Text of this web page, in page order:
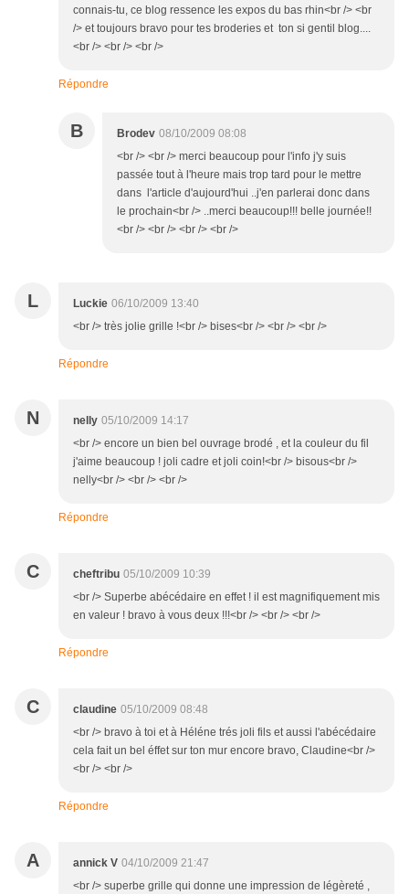
connais-tu, ce blog ressence les expos du bas rhin<br /> <br
/> et toujours bravo pour tes broderies et ton si gentil blog....
<br /> <br /> <br />
Répondre
B Brodev 08/10/2009 08:08
<br /> <br /> merci beaucoup pour l'info j'y suis
passée tout à l'heure mais trop tard pour le mettre
dans l'article d'aujourd'hui ..j'en parlerai donc dans
le prochain<br /> ..merci beaucoup!!! belle journée!!
<br /> <br /> <br /> <br />
L Luckie 06/10/2009 13:40
<br /> très jolie grille !<br /> bises<br /> <br /> <br />
Répondre
N nelly 05/10/2009 14:17
<br /> encore un bien bel ouvrage brodé , et la couleur du fil
j'aime beaucoup ! joli cadre et joli coin!<br /> bisous<br />
nelly<br /> <br /> <br />
Répondre
C cheftribu 05/10/2009 10:39
<br /> Superbe abécédaire en effet ! il est magnifiquement mis
en valeur ! bravo à vous deux !!!<br /> <br /> <br />
Répondre
C claudine 05/10/2009 08:48
<br /> bravo à toi et à Héléne trés joli fils et aussi l'abécédaire
cela fait un bel éffet sur ton mur encore bravo, Claudine<br />
<br /> <br />
Répondre
A annick V 04/10/2009 21:47
<br /> superbe grille qui donne une impression de légèreté ,